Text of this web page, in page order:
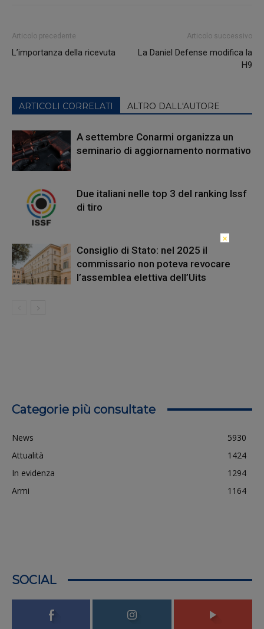
Articolo precedente
L’importanza della ricevuta
Articolo successivo
La Daniel Defense modifica la
H9
ARTICOLI CORRELATI ALTRO DALL'AUTORE
A settembre Conarmi organizza un
seminario di aggiornamento normativo
Due italiani nelle top 3 del ranking Issf
di tiro
Consiglio di Stato: nel 2025 il
commissario non poteva revocare
l’assemblea elettiva dell’Uits
Categorie più consultate
News
5930
Attualità
1424
In evidenza
1294
Armi
1164
SOCIAL
×